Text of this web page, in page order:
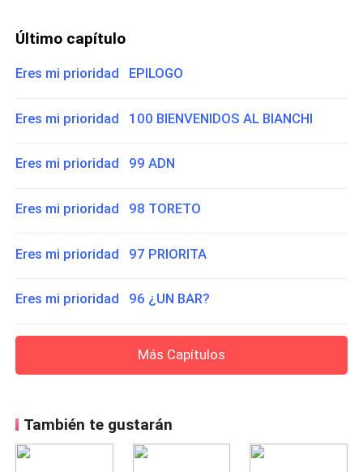
Último capítulo
Eres mi prioridad EPILOGO
Eres mi prioridad 100 BIENVENIDOS AL BIANCHI
Eres mi prioridad 99 ADN
Eres mi prioridad 98 TORETO
Eres mi prioridad 97 PRIORITA
Eres mi prioridad 96 ¿UN BAR?
Más Capítulos
También te gustarán